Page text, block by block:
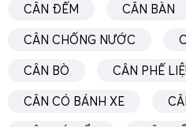
CÂN ĐẾM CÂN BÀN
CÂN CHỐNG NƯỚC
CÂN BÒ CÂN PHẾ
CÂN CÓ BÁNH XE